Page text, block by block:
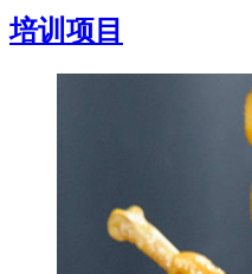
培训项目